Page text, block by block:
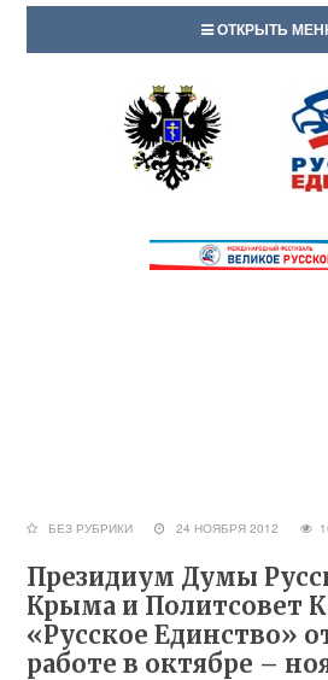
ОТКРЫТЬ
БЕЗ РУБРИКИ 24 НОЯБРЯ 2012
Президиум Думы
Крыма и Политсовет
«Русское Единство»
работе в октябре –